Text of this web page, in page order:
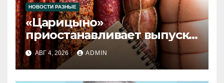
НОВОСТИ РАЗНЫЕ
«Царицыно»
приостанавливает выпуск
продукции
АВГ 4, 2026 ADMIN